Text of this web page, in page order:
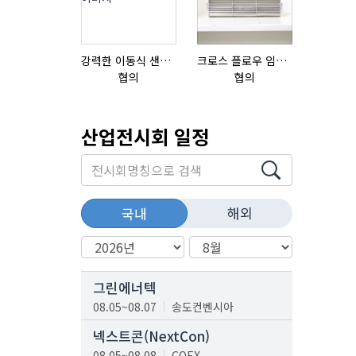
강력한 이동식 샌딩기 / 고급 이태리 IBIX샌드블라스터
협의
크로스 플로우 임펠라
협의
산업전시회 일정
국내 해외
그린에너텍
08.05~08.07 송도컨벤시아
넥스트콘(NextCon)